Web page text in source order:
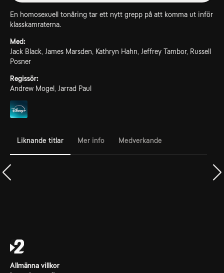
En homosexuell tonåring tar ett nytt grepp på att komma ut inför
klasskamraterna.
Med:
Jack Black, James Marsden, Kathryn Hahn, Jeffrey Tambor, Russell
Posner
Regissör:
Andrew Mogel, Jarrad Paul
Liknande titlar Mer info Medverkande
Allmänna villkor